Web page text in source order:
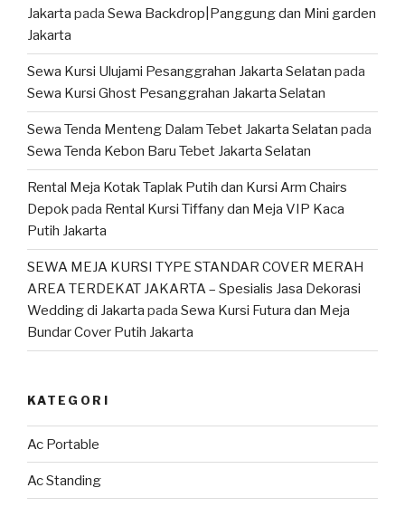
Jakarta pada Sewa Backdrop|Panggung dan Mini garden
Jakarta
Sewa Kursi Ulujami Pesanggrahan Jakarta Selatan pada
Sewa Kursi Ghost Pesanggrahan Jakarta Selatan
Sewa Tenda Menteng Dalam Tebet Jakarta Selatan pada
Sewa Tenda Kebon Baru Tebet Jakarta Selatan
Rental Meja Kotak Taplak Putih dan Kursi Arm Chairs
Depokpada Rental Kursi Tiffany dan Meja VIP Kaca
Putih Jakarta
SEWA MEJA KURSI TYPE STANDAR COVER MERAH
AREA TERDEKAT JAKARTA – Spesialis Jasa Dekorasi
Wedding di Jakarta pada Sewa Kursi Futura dan Meja
Bundar Cover Putih Jakarta
KATEGORI
Ac Portable
Ac Standing